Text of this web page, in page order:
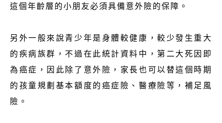
這個年齡層的小朋友必須具備意外險的保障。
另外一般來說青少年是身體較健康，較少發生重大
的疾病族群，不過在此統計資料中，第二大死因即
為癌症，因此除了意外險，家長也可以替這個時期
的孩童規劃基本額度的癌症險、醫療險等，補足風
險。